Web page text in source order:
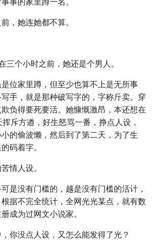
，她连她都不算。
三个小时之前，她还是个男人。
位家里蹲，但至少也算不上是无所事
手，就是那种破写字的，字称斤卖。穿
负得要死要活。她慷慨激昂，本还想在
斥方遒，好生怒骂一番，挣点人设，
的偷波懒，然后到了第二天，为了生
码着字。
情人设。
是没有门槛的，越是没有门槛的活计，
据不完全统计，全网光光某点，就有数
成为过网文小说家。
你没点人设，又怎么能发得了光？